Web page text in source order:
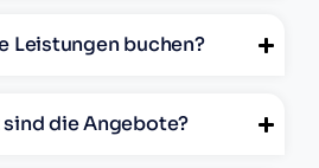
Leistungen buchen?
die Angebote?